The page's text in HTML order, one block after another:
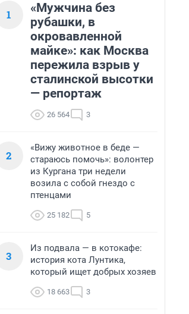
1
«Мужчина без
рубашки, в
окровавленной
майке»: как Москва
пережила взрыв у
сталинской высотки
— репортаж
26 564 3
2
«Вижу животное в беде —
стараюсь помочь»: волонтер
из Кургана три недели
возила с собой гнездо с
птенцами
25 182 5
3
Из подвала — в котокафе:
история кота Лунтика,
который ищет добрых хозяев
18 663 3